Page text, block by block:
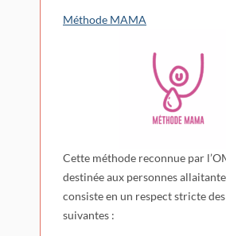
Méthode MAMA
Cette méthode reconnue par
destinée aux personnes
consiste en un respect stricte
suivantes :